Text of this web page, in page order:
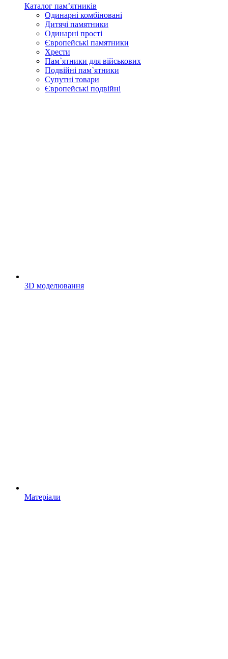
Каталог пам’ятників
Одинарні комбіновані
Дитячі памятники
Одинарні прості
Європейські памятники
Хрести
Пам`ятники для військових
Подвійні пам`ятники
Супутні товари
Європейські подвійні
3D моделювання
Матеріали